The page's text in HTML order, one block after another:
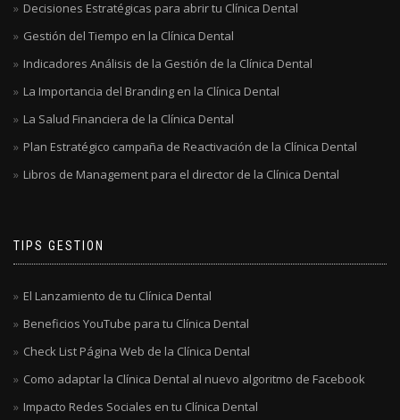
Decisiones Estratégicas para abrir tu Clínica Dental
Gestión del Tiempo en la Clínica Dental
Indicadores Análisis de la Gestión de la Clínica Dental
La Importancia del Branding en la Clínica Dental
La Salud Financiera de la Clínica Dental
Plan Estratégico campaña de Reactivación de la Clínica Dental
Libros de Management para el director de la Clínica Dental
TIPS GESTION
El Lanzamiento de tu Clínica Dental
Beneficios YouTube para tu Clínica Dental
Check List Página Web de la Clínica Dental
Como adaptar la Clínica Dental al nuevo algoritmo de Facebook
Impacto Redes Sociales en tu Clínica Dental